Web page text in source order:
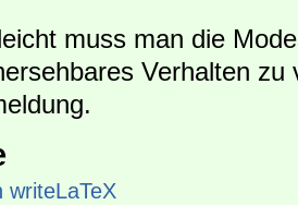
muss man die
Verhalten zu
writeLaTeX